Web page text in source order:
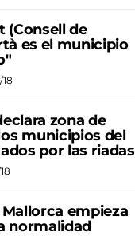
(Consell de
es el municipio
18
zona de
municipios del
por las riadas
empieza
normalidad